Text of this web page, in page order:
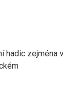
hadic zejména v